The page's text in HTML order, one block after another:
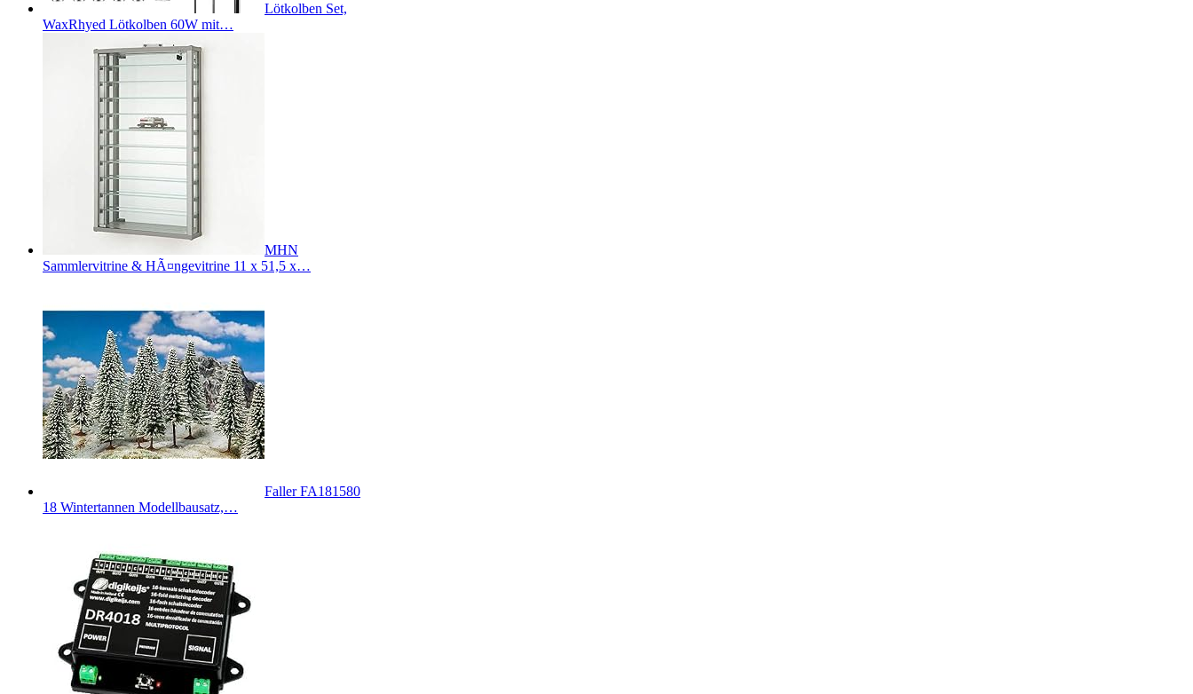
Lötkolben Set,
WaxRhyed Lötkolben 60W mit…
MHN
Sammlervitrine & HÃ¤ngevitrine 11 x 51,5 x…
Faller FA181580
18 Wintertannen Modellbausatz,…